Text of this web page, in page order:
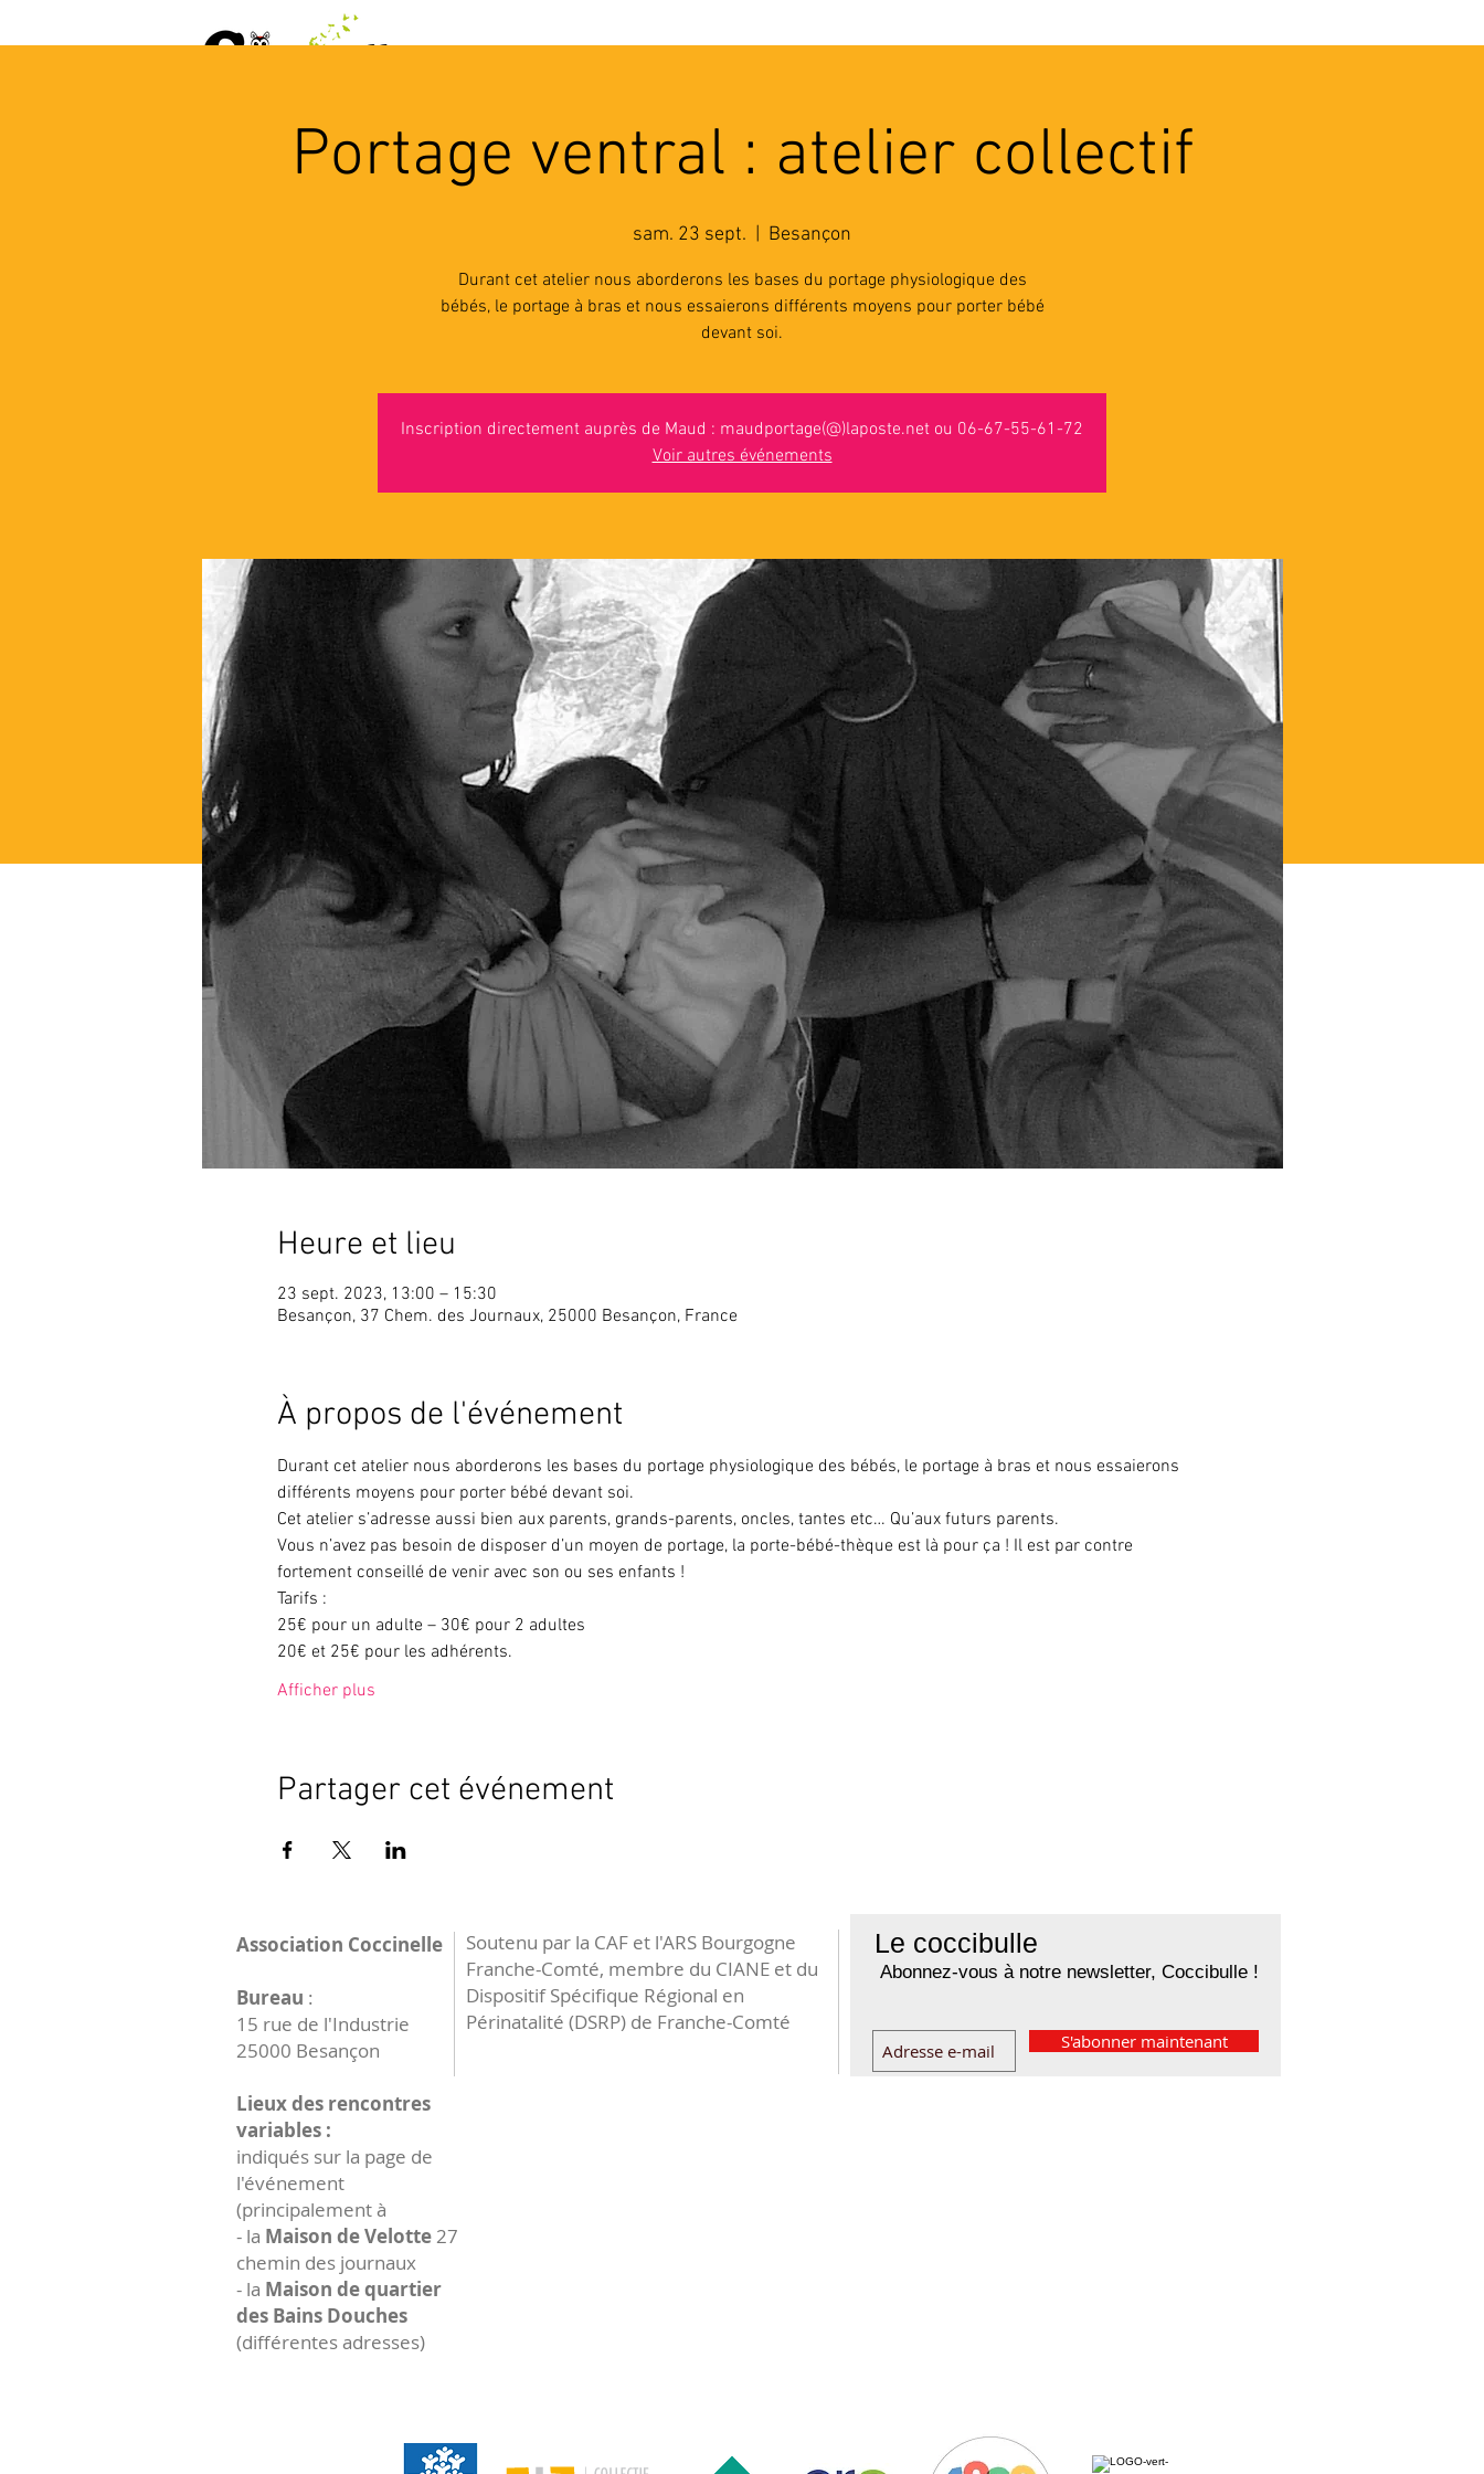
Portage ventral : atelier collectif
sam. 23 sept. Besançon
Durant cet atelier nous aborderons les bases du portage physiologique des
bébés, le portage à bras et nous essaierons différents moyens pour porter bébé
devant soi.
Inscription directement auprès de Maud : maudportage(@)laposte.net ou 06-67-55-61-72
Voir autres événements
Heure et lieu
23 sept. 2023, 13:00 – 15:30
Besançon, 37 Chem. des Journaux, 25000 Besançon, France
À propos de l'événement
Durant cet atelier nous aborderons les bases du portage physiologique des bébés, le portage à bras et nous essaierons
différents moyens pour porter bébé devant soi.
Cet atelier s’adresse aussi bien aux parents, grands-parents, oncles, tantes etc… Qu’aux futurs parents.
Vous n’avez pas besoin de disposer d’un moyen de portage, la porte-bébé-thèque est là pour ça ! Il est par contre
fortement conseillé de venir avec son ou ses enfants !
Tarifs :
25€ pour un adulte – 30€ pour 2 adultes
20€ et 25€ pour les adhérents.
Afficher plus
Partager cet événement
Le coccibulle
Abonnez-vous à notre newsletter, Coccibulle !
S'abonner maintenant
Association Coccinelle
Bureau :
15 rue de l'Industrie
25000 Besançon
Lieux des rencontres
variables :
indiqués sur la page de
l'événement
(principalement à
- la Maison de Velotte27
chemin des journaux
- la Maison de quartier
des Bains Douches
(différentes adresses)
Soutenu par la CAF et l'ARS Bourgogne
Franche-Comté, membre du CIANE et du
Dispositif Spécifique Régional en
Périnatalité (DSRP) de Franche-Comté